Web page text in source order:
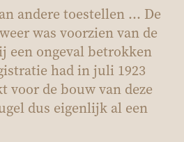
andere toestellen ... De
was voorzien van de
een ongeval betrokken
had in juli 1923
voor de bouw van deze
dus eigenlijk al een